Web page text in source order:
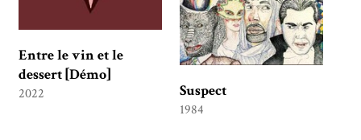
Entre le vin et le
dessert [Démo]
2022 Suspect
1984